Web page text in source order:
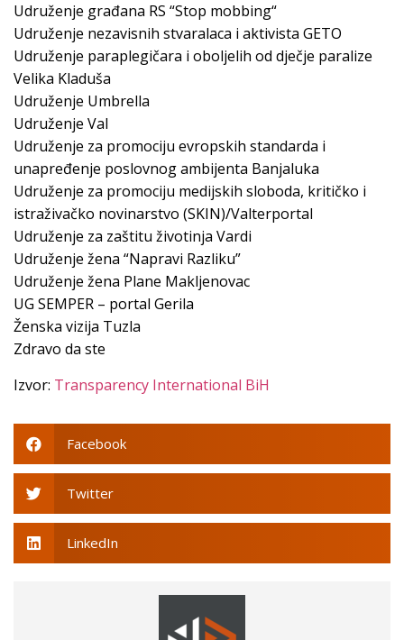
Udruženje građana RS “Stop mobbing“
Udruženje nezavisnih stvaralaca i aktivista GETO
Udruženje paraplegičara i oboljelih od dječje paralize
Velika Kladuša
Udruženje Umbrella
Udruženje Val
Udruženje za promociju evropskih standarda i
unapređenje poslovnog ambijenta Banjaluka
Udruženje za promociju medijskih sloboda, kritičko i
istraživačko novinarstvo (SKIN)/Valterportal
Udruženje za zaštitu životinja Vardi
Udruženje žena “Napravi Razliku”
Udruženje žena Plane Makljenovac
UG SEMPER – portal Gerila
Ženska vizija Tuzla
Zdravo da ste
Izvor: Transparency International BiH
Facebook
Twitter
LinkedIn